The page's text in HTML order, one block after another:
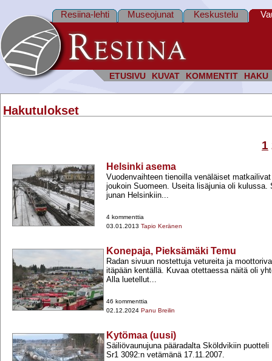
ETUSIVU KUVAT KOMMENTIT HAKU
Resiina-lehti Museojunat Keskustelu
Hakutulokset
1
Helsinki asema
Vuodenvaihteen tienoilla venäläiset
joukoin Suomeen. Useita lisäjunia oli kulussa.
junan Helsinkiin...
4 kommenttia
03.01.2013 Tapio Keränen
Konepaja, Pieksämäki Temu
Radan sivuun nostettuja vetureita ja
itäpään kentällä. Kuvaa otettaessa näitä oli
Alla luetellut...
46 kommenttia
02.12.2024 Panu Breilin
Kytömaa (uusi)
Säiliövaunujuna pääradalta Sköldvikiin
Sr1 3092:n vetämänä 17.11.2007.